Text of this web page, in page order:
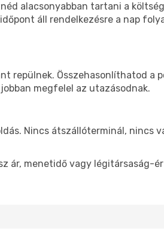
alacsonyabban tartani a
áll rendelkezésre a nap
repülnek. Összehasonlíthatod a
megfelel az utazásodnak.
Nincs átszállóterminál, nincs
menetidő vagy légitársaság-